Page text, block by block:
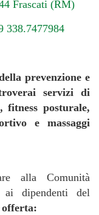
Frascati (RM)
338.7477984
prevenzione e
servizi di
fitness posturale,
e massaggi
alla Comunità
dipendenti del
offerta: